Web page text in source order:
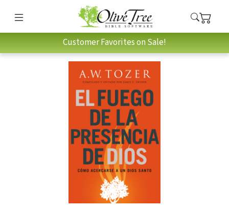
Customer Favorites on Sale!